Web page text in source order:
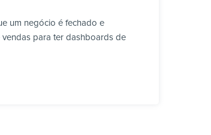
um negócio é fechado e
para ter dashboards de